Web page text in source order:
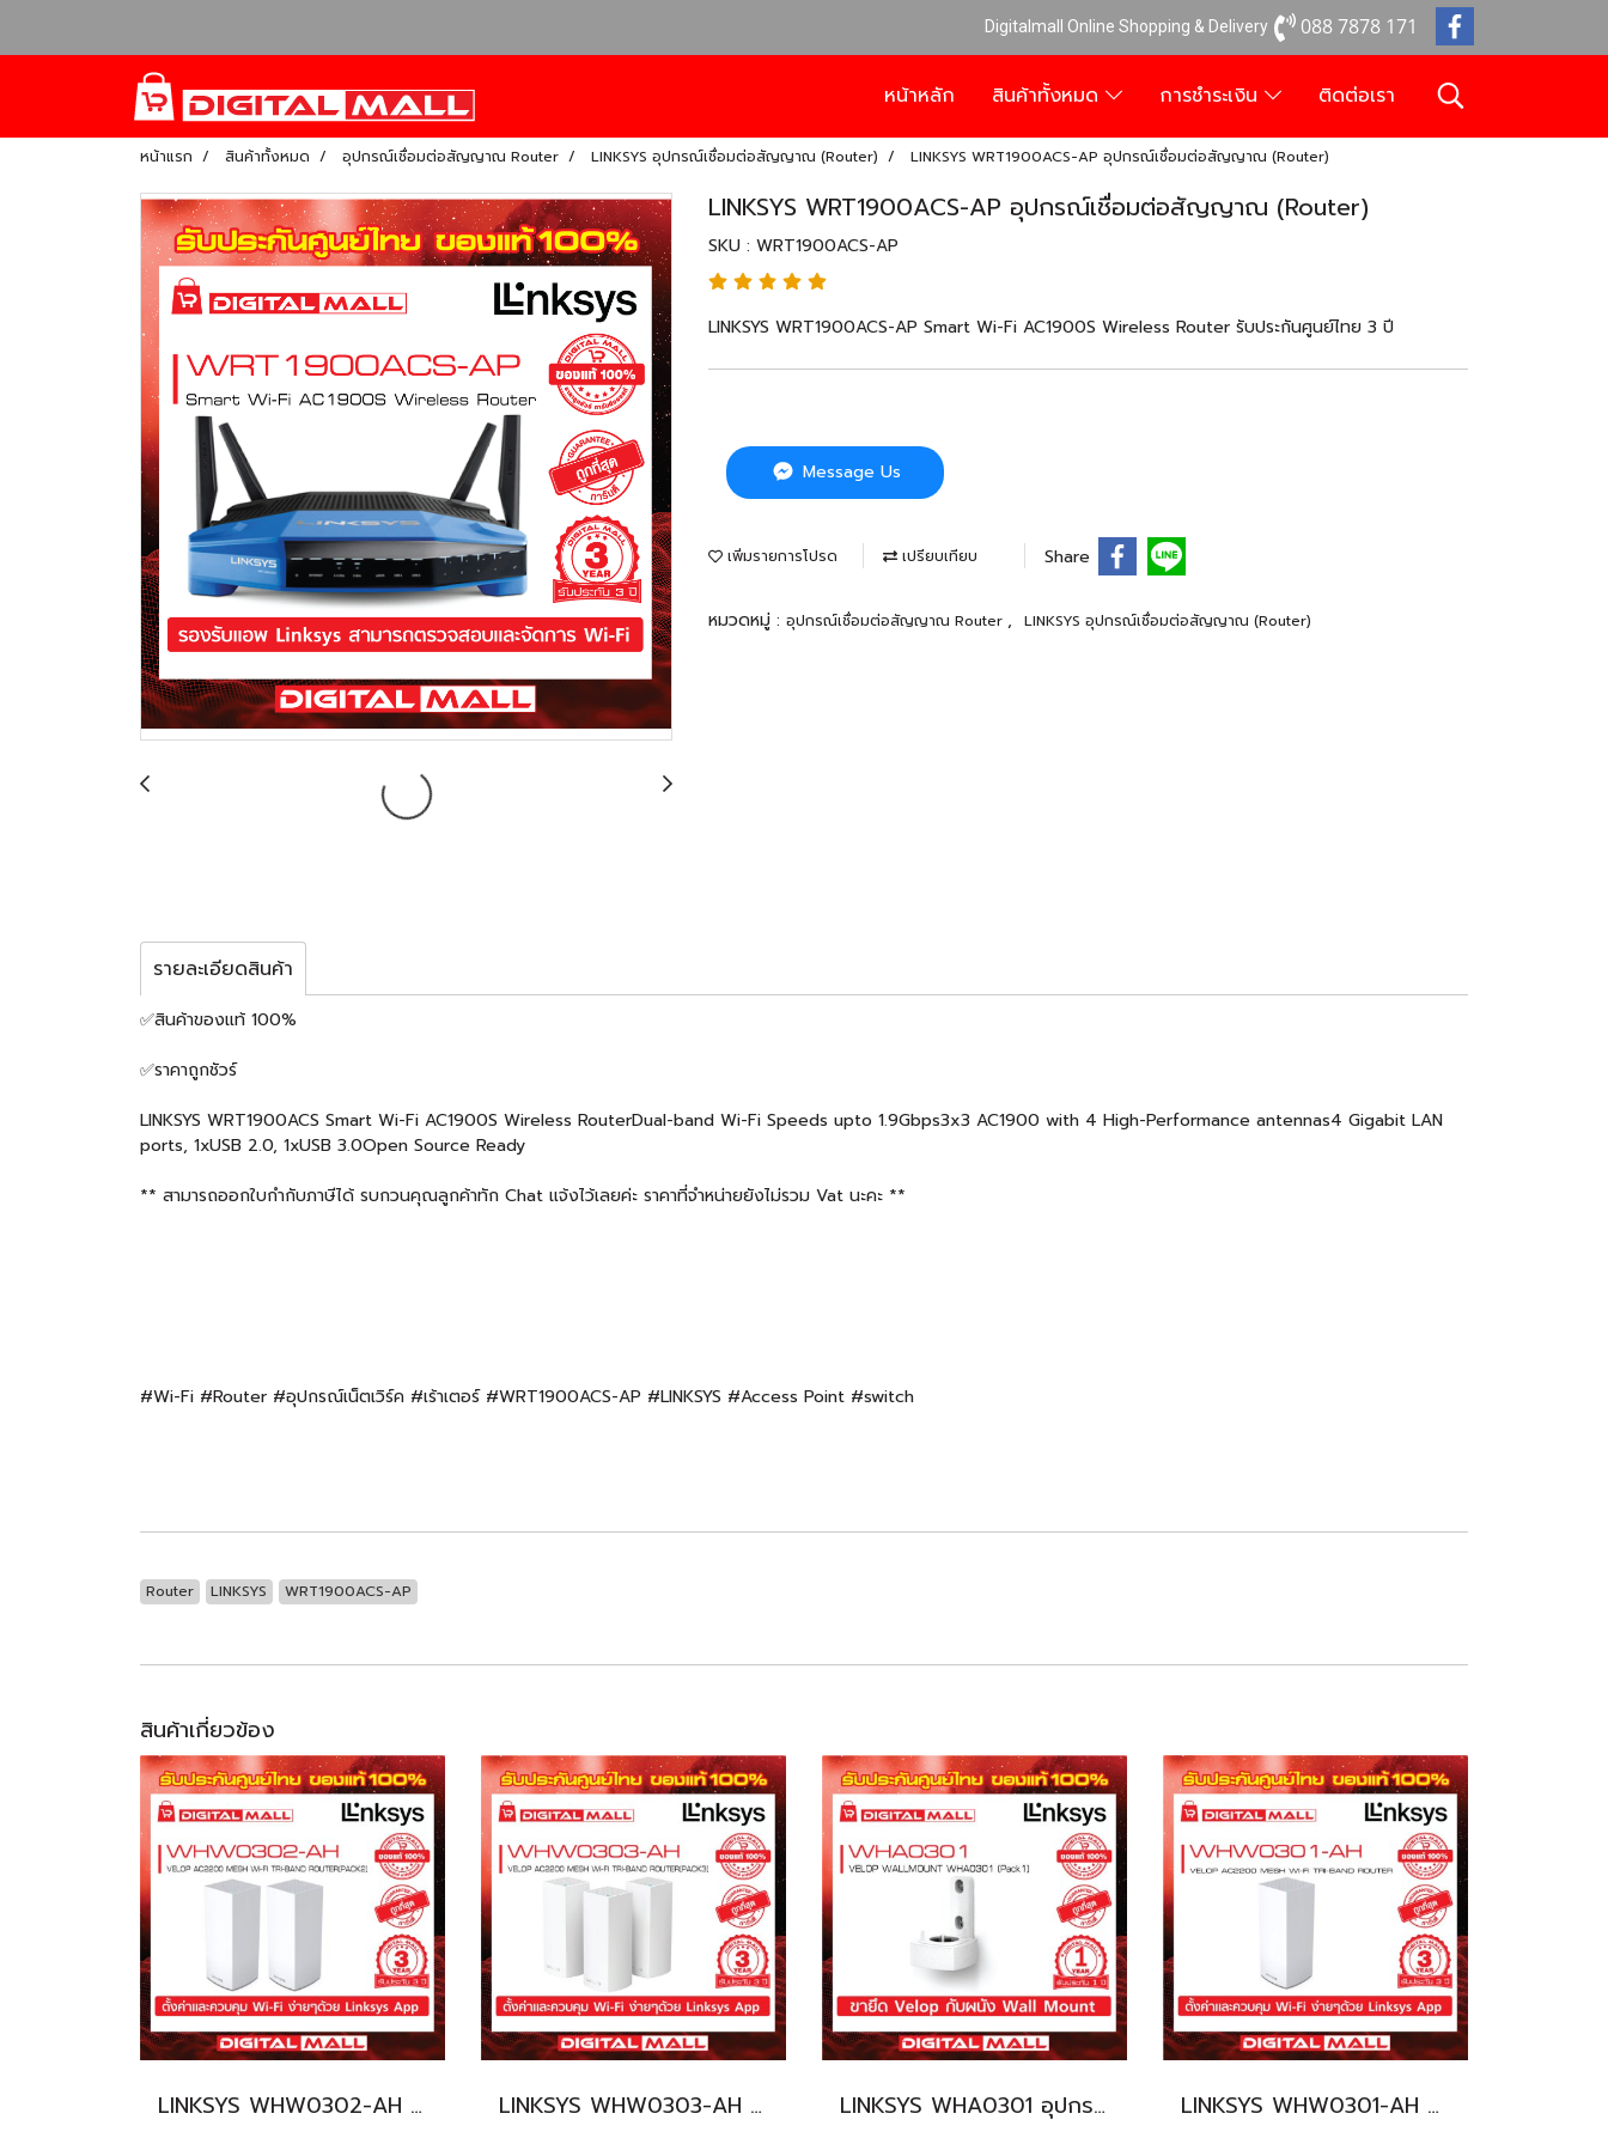
Digitalmall Online Shopping & Delivery 088 7878 171
หน้าหลัก สินค้าทั้งหมด การชำระเงิน ติดต่อเรา
หน้าแรก สินค้าทั้งหมด อุปกรณ์เชื่อมต่อสัญญาณ Router LINKSYS อุปกรณ์เชื่อมต่อสัญญาณ (Router) LINKSYS WRT1900ACS-AP อุปกรณ์เชื่อมต่อสัญญาณ (Router)
LINKSYS WRT1900ACS-AP อุปกรณ์เชื่อมต่อสัญญาณ (Router)
SKU : WRT1900ACS-AP
LINKSYS WRT1900ACS-AP Smart Wi-Fi AC1900S Wireless Router รับประกันศูนย์ไทย 3 ปี
Message Us
เพิ่มรายการโปรด เปรียบเทียบ Share
หมวดหมู่ : อุปกรณ์เชื่อมต่อสัญญาณ Router , LINKSYS อุปกรณ์เชื่อมต่อสัญญาณ (Router)
รายละเอียดสินค้า
✅สินค้าของแท้ 100%
✅ราคาถูกชัวร์
LINKSYS WRT1900ACS Smart Wi-Fi AC1900S Wireless RouterDual-band Wi-Fi Speeds upto 1.9Gbps3x3 AC1900 with 4 High-Performance antennas4 Gigabit LAN
ports, 1xUSB 2.0, 1xUSB 3.0Open Source Ready
** สามารถออกใบกำกับภาษีได้ รบกวนคุณลูกค้าทัก Chat แจ้งไว้เลยค่ะ ราคาที่จำหน่ายยังไม่รวม Vat นะคะ **
#Wi-Fi #Router #อุปกรณ์เน็ตเวิร์ค #เร้าเตอร์ #WRT1900ACS-AP #LINKSYS #Access Point #switch
Router LINKSYS WRT1900ACS-AP
สินค้าเกี่ยวข้อง
LINKSYS WHW0302-AH อุปกรณ์เชื่อมต่อสัญญาณ (Router) LINKSYS WHW0303-AH อุปกรณ์เชื่อมต่อสัญญาณ (Router) LINKSYS WHA0301 อุปกรณ์เชื่อมต่อสัญญาณ (Router) LINKSYS WHW0301-AH อุปกรณ์เชื่อมต่อสัญญาณ (Router)